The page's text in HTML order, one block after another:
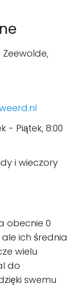
Zeewolde,
- Piątek, 8:00
i wieczory
obecnie 0
ale ich średnia
wielu
do
swemu